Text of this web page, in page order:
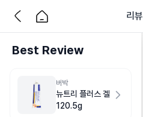
리뷰
Best Review
버박
뉴트리 플러스 겔
120.5g